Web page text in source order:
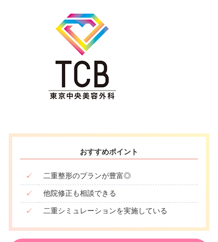
おすすめポイント
✓ 二重整形のプランが豊富◎
✓ 他院修正も相談できる
✓ 二重シミュレーションを実施している